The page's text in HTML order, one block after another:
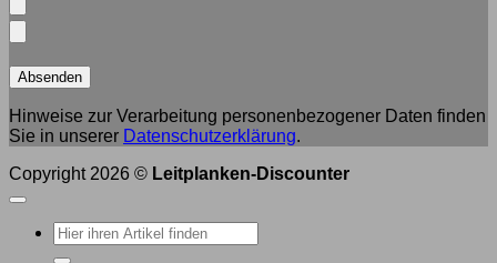
Hinweise zur Verarbeitung personenbezogener Daten finden
Sie in unserer Datenschutzerklärung.
Copyright 2026 © Leitplanken-Discounter
Suche
nach: